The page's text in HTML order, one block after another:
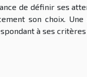
de définir ses
son choix.
à ses